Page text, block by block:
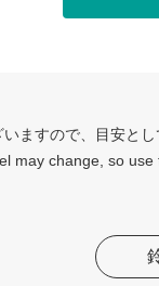
ますので、目安とし
may change, so